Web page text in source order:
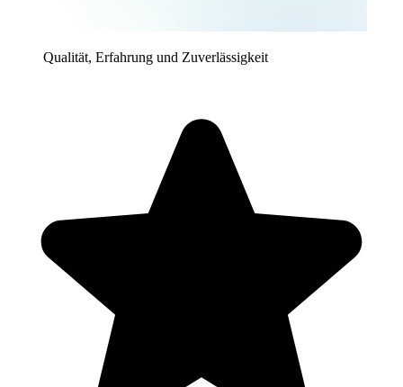
Qualität, Erfahrung und Zuverlässigkeit